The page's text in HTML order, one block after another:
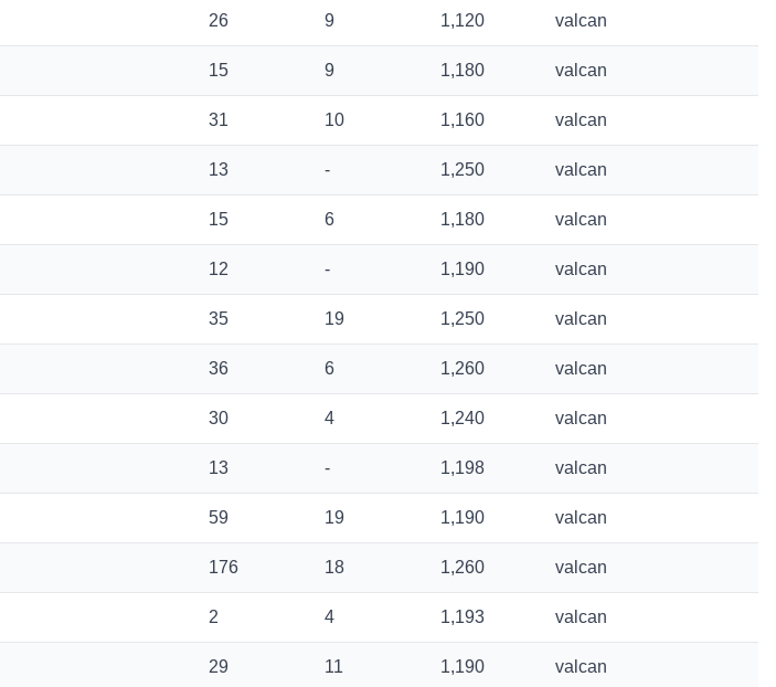
26 9 1,120 valcan
15 9 1,180 valcan
31 10 1,160 valcan
13 - 1,250 valcan
15 6 1,180 valcan
12 - 1,190 valcan
35 19 1,250 valcan
36 6 1,260 valcan
30 4 1,240 valcan
13 - 1,198 valcan
59 19 1,190 valcan
176 18 1,260 valcan
2 4 1,193 valcan
29 11 1,190 valcan